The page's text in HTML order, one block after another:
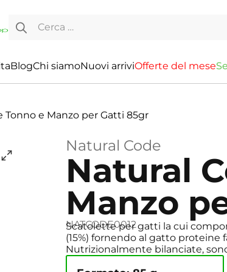
Ricerca per:
BlogChi siamoNuovi arriviOfferte del meseSe
Tonno e Manzo per Gatti 85gr
Natural Code
Natural
Manzo
NATCODE0012
Scatolette per gatti la cui
(15%) fornendo al gatto
Nutrizionalmente bilanciate,